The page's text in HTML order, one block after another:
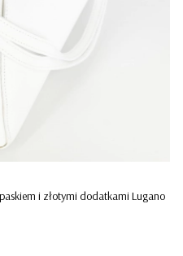
i złotymi dodatkami Lugano